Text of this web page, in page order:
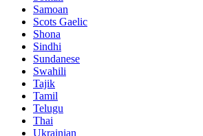
Samoan
Scots Gaelic
Shona
Sindhi
Sundanese
Swahili
Tajik
Tamil
Telugu
Thai
Ukrainian